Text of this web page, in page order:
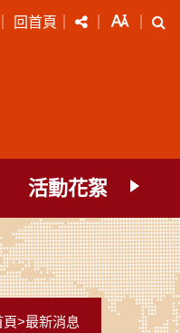
回首頁 分享 字級
活動花絮
頁>最新消息